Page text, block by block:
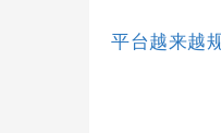
平台越来越